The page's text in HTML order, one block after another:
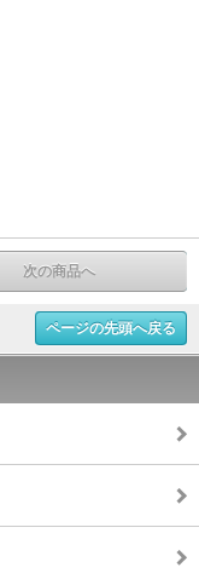
次の商品へ
ページの先頭へ戻る